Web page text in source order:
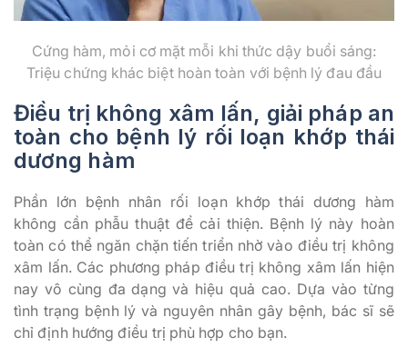
Cứng hàm, mỏi cơ mặt mỗi khi thức dậy buổi sáng:
Triệu chứng khác biệt hoàn toàn với bệnh lý đau đầu
Điều trị không xâm lấn, giải pháp an
toàn cho bệnh lý rối loạn khớp thái
dương hàm
Phần lớn bệnh nhân rối loạn khớp thái dương hàm
không cần phẫu thuật để cải thiện. Bệnh lý này hoàn
toàn có thể ngăn chặn tiến triển nhờ vào điều trị không
xâm lấn. Các phương pháp điều trị không xâm lấn hiện
nay vô cùng đa dạng và hiệu quả cao. Dựa vào từng
tình trạng bệnh lý và nguyên nhân gây bệnh, bác sĩ sẽ
chỉ định hướng điều trị phù hợp cho bạn.